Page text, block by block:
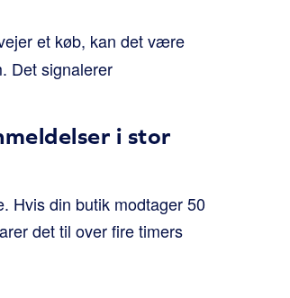
et køb, kan det være
Det signalerer
i stor
Hvis din butik modtager 50
det til over fire timers